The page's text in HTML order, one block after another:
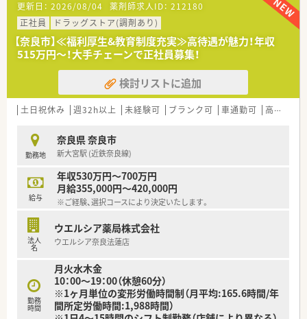
■薬剤師が中心の会社だからこそ活躍できるキャリアパスが多
種多様に用意されています。
■店舗拡大に伴い、エリアマネジャーや営業部長等のマネジメン
トのポジションも増えます。
■在宅や教育等の専門性を活かせるスペシャリストを目指すこ
とも可能です。
■その他にも、管理部門や商品部門等の本社スタッフなど活動領
域は多種多様です。
■在宅実施店舗は年々増加しており、在宅医療へもしっかりと関
■育児休暇は3歳まで取得が可能で、時短制度は小学5年生まで
時短勤務ができるよう変更予定です。
■年間休日が120日とワークライフバランスが整っています
■日用品から常備薬まで、従業員割引制度など嬉しいメリットも
たくさんあります！
更新日： 2026/08/04 薬剤師求人ID： 212180
正社員
ドラッグストア(調剤あり)
【奈良市】≪福利厚生&教育制度充実≫高待遇が魅力！年収
515万円～！大手チェーンで正社員募集！
検討リストに追加
土日祝休み 週32h以上 未経験可 ブランク可 車通勤可 高給与(600万円以上)
勤務地
奈良県 奈良市
新大宮駅 (近鉄奈良線)
給与
年収530万円～700万円
月給355,000円～420,000円
※ご経験、選択コースにより決定いたします。
法人
名
ウエルシア薬局株式会社
ウエルシア奈良法蓮店
勤務
時間
月火水木金
10：00～19：00（休憩60分）
※1ヶ月単位の変形労働時間制（月平均:165.6時間/年
間所定労働時間:1,988時間）